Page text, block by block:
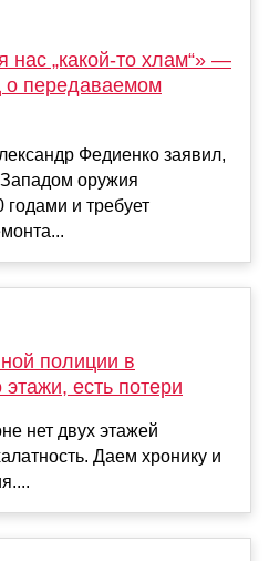
нас „какой-то хлам“» —
о передаваемом
Федиенко заявил,
Западом оружия
годами и требует
полиции в
есть потери
нет двух этажей
Даем хронику и